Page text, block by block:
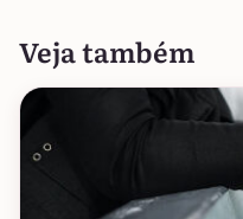
Veja também